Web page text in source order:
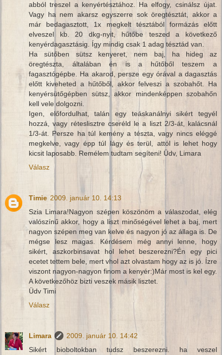
abból treszel a kenyértésztához. Ha elfogy, csinálsz újat.
Vagy ha nem akarsz egyszerre sok öregtésztát, akkor a
már bedagasztott, 1x megkelt tésztából formázás előtt
elveszel kb. 20 dkg-nyit, hűtőbe teszed a következő
kenyérdagasztásig. Így mindig csak 1 adag tésztád van.
Ha sütőben sütsz kenyeret, nem baj, ha hideg az
öregtészta, általában én is a hűtőből teszem a
fagasztógépbe. Ha akarod, persze egy órával a dagasztás
előtt kiveheted a hűtőből, akkor felveszi a szobahőt. Ha
kenyérsütőgépben sütsz, akkor mindenképpen szobahőn
kell vele dolgozni.
Igen, előfordulhat, talán egy teáskanálnyi sikért tegyél
hozzá, vagy réteslisztre cseréld le a liszt 2/3-át, kalácsnál
1/3-át. Persze ha túl kemény a tészta, vagy nincs eléggé
megkelve, vagy épp túl lágy és terül, attól is lehet hogy
kicsit laposabb. Remélem tudtam segíteni! Üdv, Limara
Válasz
Timie 2009. január 10. 14:13
Szia Limara!Nagyon szépen köszönöm a válaszodat, elég
valószínű akkor, hogy a liszt minőségével lehet a baj, mert
nagyon szépen meg van kelve és nagyon jó az állaga is. De
mégse lesz magas. Kérdésem még annyi lenne, hogy
sikért, aszkorbinsavat hol lehet beszerezni?Én egy pici
ecetet tettem bele, mert vhol azt olvastam hogy az is jó. Ízre
viszont nagyon-nagyon finom a kenyér:)Már most is kel egy.
A következőhöz bizti veszek másik lisztet.
Üdv Timi
Válasz
Limara
2009. január 10. 14:42
Sikért bioboltokban tudsz beszerezni. ha veszel